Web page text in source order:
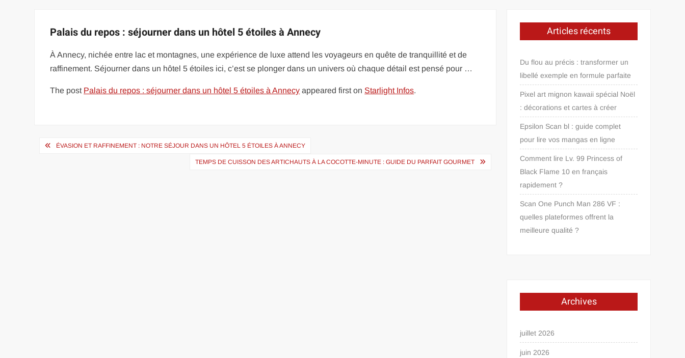
Palais du repos : séjourner dans un hôtel 5 étoiles à Annecy
À Annecy, nichée entre lac et montagnes, une expérience de luxe attend les voyageurs en quête de tranquillité et de
raffinement. Séjourner dans un hôtel 5 étoiles ici, c’est se plonger dans un univers où chaque détail est pensé pour …
The post Palais du repos : séjourner dans un hôtel 5 étoiles à Annecy appeared first on Starlight Infos.
Navigation
ÉVASION ET RAFFINEMENT : NOTRE SÉJOUR DANS UN HÔTEL 5 ÉTOILES À ANNECY
TEMPS DE CUISSON DES ARTICHAUTS À LA COCOTTE-MINUTE : GUIDE DU PARFAIT GOURMET
Articles récents
Du flou au précis : transformer un
libellé exemple en formule parfaite
Pixel art mignon kawaii spécial Noël
: décorations et cartes à créer
Epsilon Scan bl : guide complet
pour lire vos mangas en ligne
Comment lire Lv. 99 Princess of
Black Flame 10 en français
rapidement ?
Scan One Punch Man 286 VF :
quelles plateformes offrent la
meilleure qualité ?
Archives
juillet 2026
juin 2026